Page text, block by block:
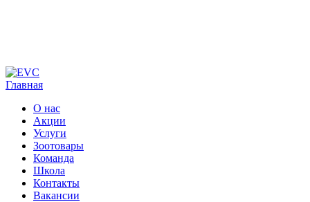
Главная
О нас
Акции
Услуги
Зоотовары
Команда
Школа
Контакты
Вакансии